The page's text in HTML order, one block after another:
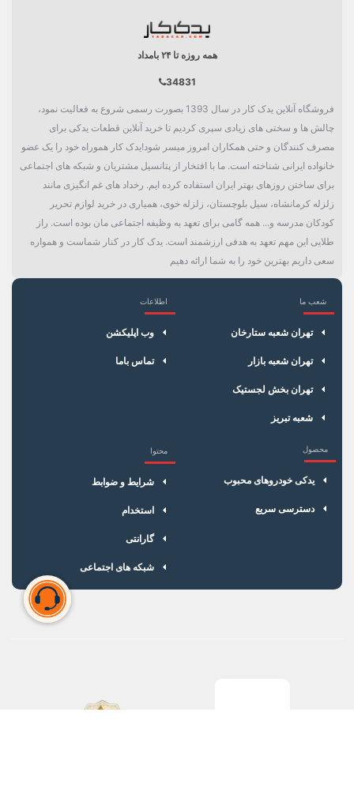
جعبه تکی
کاغذ سلولوز همه روزه تا ۲۴ بامداد
34831
فروشگاه آنلاین یدک کار در سال 1393 بصورت رسمی شروع به فعالیت نمود،
چالش ها و سختی های زیادی سپری کردیم تا خرید آنلاین قطعات یدکی برای
مصرف کنندگان و حتی همکاران امروز میسر شود!یدک کار هموراه خود را یک عضو
خانواده ایرانی شناخته است. ما با افتخار از پتانسیل مشتریان و شبکه های اجتماعی
برای ساختن روزهای بهتر ایران استفاده کرده ایم. رخداد های غم انگیزی مانند
زلزله کرمانشاه، سیل بلوچستان، زلزله خوی، همیاری در خرید لوازم تحریر
کودکان مدرسه و... همه گامی برای تعهد به وظیفه اجتماعی مان بوده است. راز
طلایی این مهم تعهد به هدفی ارزشمند است. یدک کار در کنار شماست و همواره
سعی داریم بهترین خود را به شما ارائه دهیم
شعب ما
تهران شعبه ستارخان
تهران شعبه بازار
تهران بخش لجستیک
شعبه تبریز
اطلاعات
وب اپلیکشن
تماس باما
محصول
یدکی خودروهای محبوب
دسترسی سریع
محتوا
شرایط و ضوابط
استخدام
گارانتی
شبکه های اجتماعی
×